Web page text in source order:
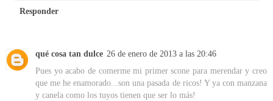
Responder
qué cosa tan dulce 26 de enero de 2013 a las 20:46
Pues yo acabo de comerme mi primer scone para merendar y creo
que me he enamorado...son una pasada de ricos! Y ya con manzana
y canela como los tuyos tienen que ser lo más!